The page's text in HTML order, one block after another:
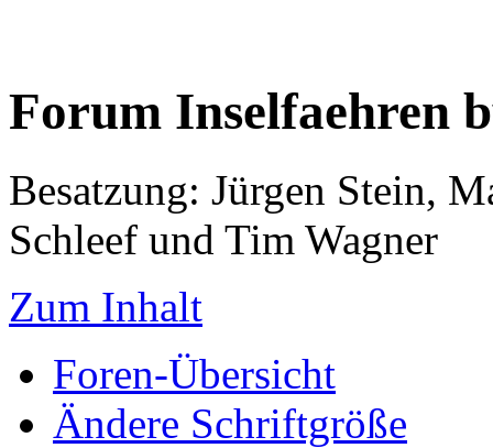
Forum Inselfaehren
Besatzung: Jürgen Stein,
Schleef und Tim Wagner
Zum Inhalt
Foren-Übersicht
Ändere Schriftgröße